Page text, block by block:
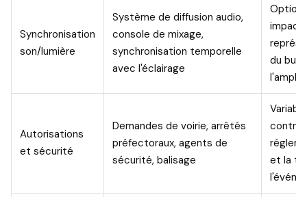
Synchronisation
son/lumière
Système de diffusion audio,
console de mixage,
synchronisation temporelle
avec l'éclairage
du
Autorisations
et sécurité
Demandes de voirie, arrêtés
préfectoraux, agents de
sécurité, balisage
et la